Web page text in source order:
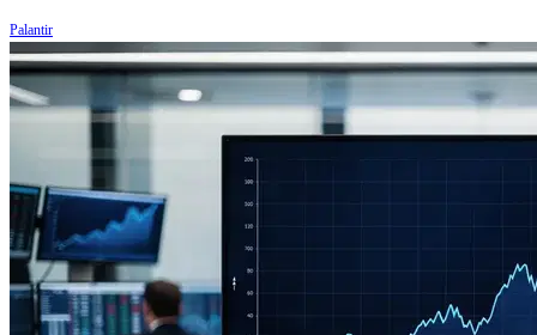
Palantir